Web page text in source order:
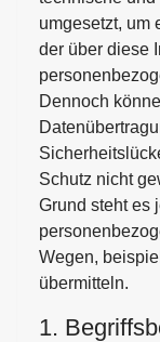
umgesetzt, um
der über diese
Dennoch
Schutz nicht
Grund steht es
Wegen,
übermitteln.
1.